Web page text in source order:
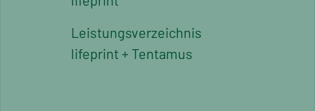
Leistungsverzeichnis
lifeprint + Tentamus